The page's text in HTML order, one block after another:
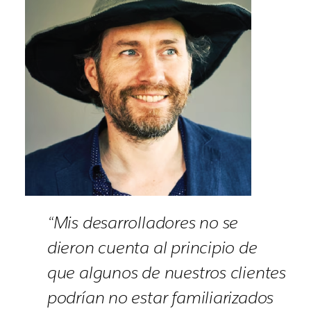
“Mis desarrolladores no se
dieron cuenta al principio de
que algunos de nuestros clientes
podrían no estar familiarizados